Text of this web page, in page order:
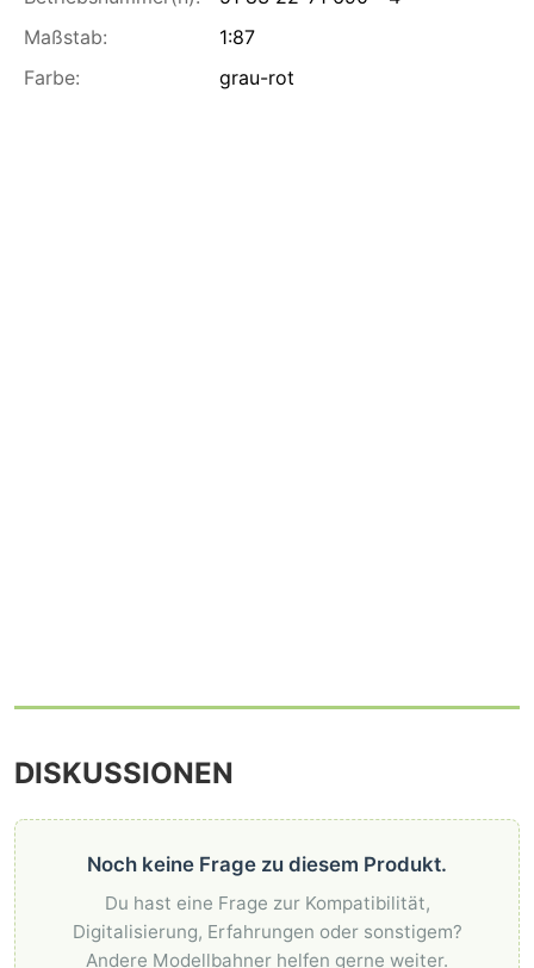
Maßstab:
1:87
Farbe:
grau-rot
DISKUSSIONEN
Noch keine Frage zu diesem Produkt.
Du hast eine Frage zur Kompatibilität,
Digitalisierung, Erfahrungen oder sonstigem?
Andere Modellbahner helfen gerne weiter.